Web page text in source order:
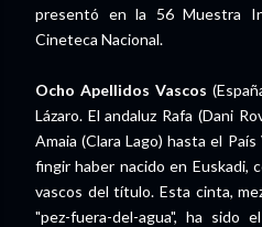
presentó en la 56 Muestra
Cineteca Nacional.
Ocho Apellidos Vascos
Lázaro. El andaluz Rafa (Dani
Amaia (Clara Lago) hasta el
fingir haber nacido en Euskadi,
vascos del título. Esta cinta,
"pez-fuera-del-agua", ha sido